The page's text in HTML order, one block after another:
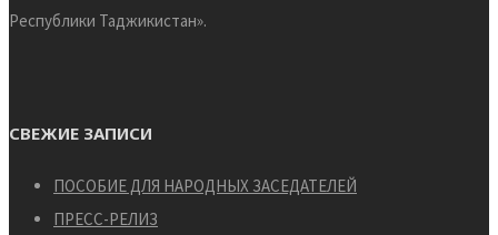
Республики Таджикистан».
СВЕЖИЕ ЗАПИСИ
ПОСОБИЕ ДЛЯ НАРОДНЫХ ЗАСЕДАТЕЛЕЙ
ПРЕСС-РЕЛИЗ